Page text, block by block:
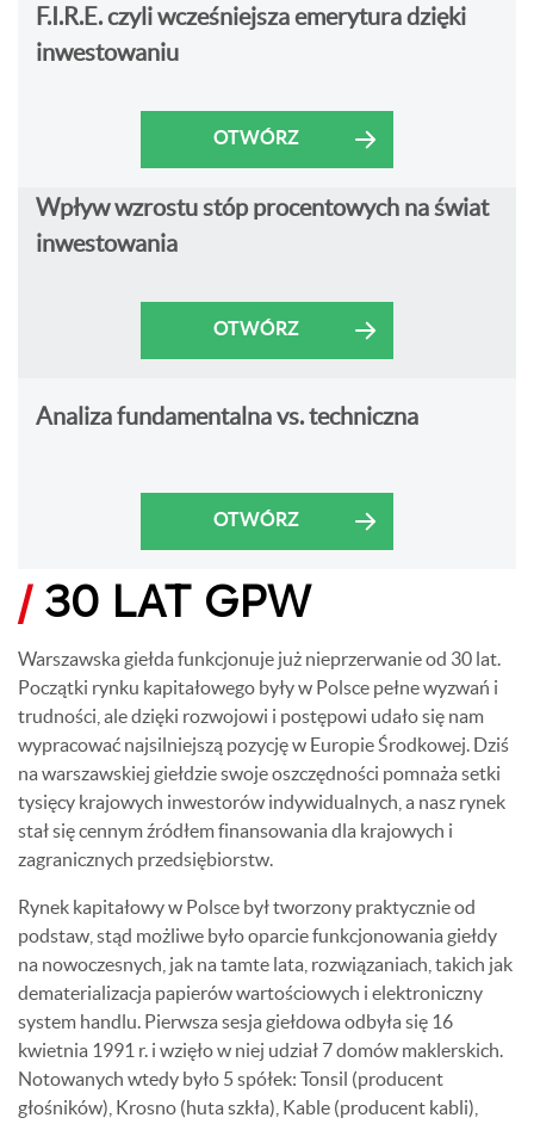
F.I.R.E. czyli wcześniejsza emerytura dzięki
inwestowaniu
OTWÓRZ
Wpływ wzrostu stóp procentowych na świat
inwestowania
OTWÓRZ
Analiza fundamentalna vs. techniczna
OTWÓRZ
/ 30 LAT GPW
Warszawska giełda funkcjonuje już nieprzerwanie od 30 lat.
Początki rynku kapitałowego były w Polsce pełne wyzwań i
trudności, ale dzięki rozwojowi i postępowi udało się nam
wypracować najsilniejszą pozycję w Europie Środkowej. Dziś
na warszawskiej giełdzie swoje oszczędności pomnaża setki
tysięcy krajowych inwestorów indywidualnych, a nasz rynek
stał się cennym źródłem finansowania dla krajowych i
zagranicznych przedsiębiorstw.
Rynek kapitałowy w Polsce był tworzony praktycznie od
podstaw, stąd możliwe było oparcie funkcjonowania giełdy
na nowoczesnych, jak na tamte lata, rozwiązaniach, takich jak
dematerializacja papierów wartościowych i elektroniczny
system handlu. Pierwsza sesja giełdowa odbyła się 16
kwietnia 1991 r. i wzięło w niej udział 7 domów maklerskich.
Notowanych wtedy było 5 spółek: Tonsil (producent
głośników), Krosno (huta szkła), Kable (producent kabli),